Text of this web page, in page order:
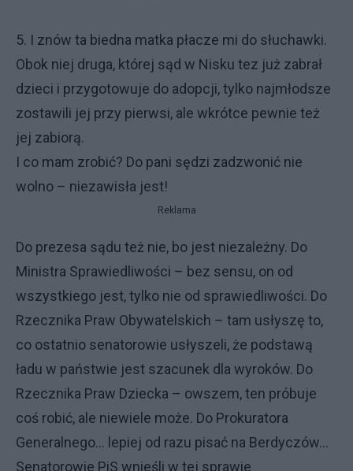
5. I znów ta biedna matka płacze mi do słuchawki.
Obok niej druga, której sąd w Nisku tez już zabrał
dzieci i przygotowuje do adopcji, tylko najmłodsze
zostawili jej przy pierwsi, ale wkrótce pewnie też
jej zabiorą.
I co mam zrobić? Do pani sędzi zadzwonić nie
wolno – niezawisła jest!
Reklama
Do prezesa sądu też nie, bo jest niezależny. Do
Ministra Sprawiedliwości – bez sensu, on od
wszystkiego jest, tylko nie od sprawiedliwości. Do
Rzecznika Praw Obywatelskich – tam usłyszę to,
co ostatnio senatorowie usłyszeli, że podstawą
ładu w państwie jest szacunek dla wyroków. Do
Rzecznika Praw Dziecka – owszem, ten próbuje
coś robić, ale niewiele może. Do Prokuratora
Generalnego... lepiej od razu pisać na Berdyczów...
Senatorowie PiS wnieśli w tej sprawie